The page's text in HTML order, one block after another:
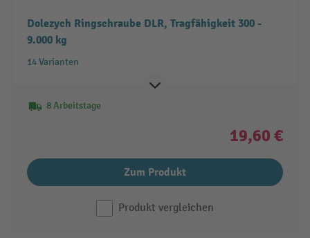
Dolezych Ringschraube DLR, Tragfähigkeit 300 -
9.000 kg
14 Varianten
8 Arbeitstage
19,60 €
Zum Produkt
Produkt vergleichen